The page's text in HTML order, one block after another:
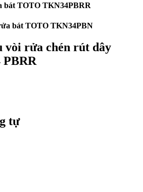
bát TOTO TKN34PBRR
vòi rửa chén rút dây
tự